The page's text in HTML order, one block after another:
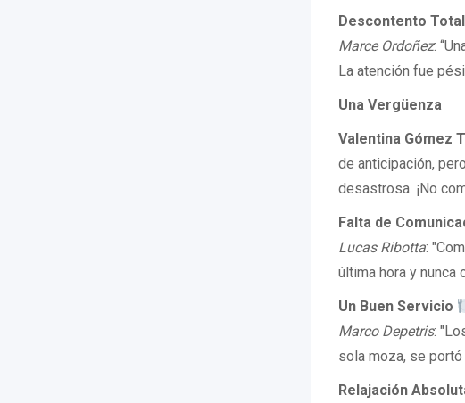
Descontento Total
Marce Ordoñez:
La atención fue
Una Vergüenza
Valentina Gómez
de anticipación,
desastrosa. ¡No
Falta de
Lucas Ribotta:
última hora y nunca
Un Buen Servicio
Marco Depetris:
sola moza, se
Relajación